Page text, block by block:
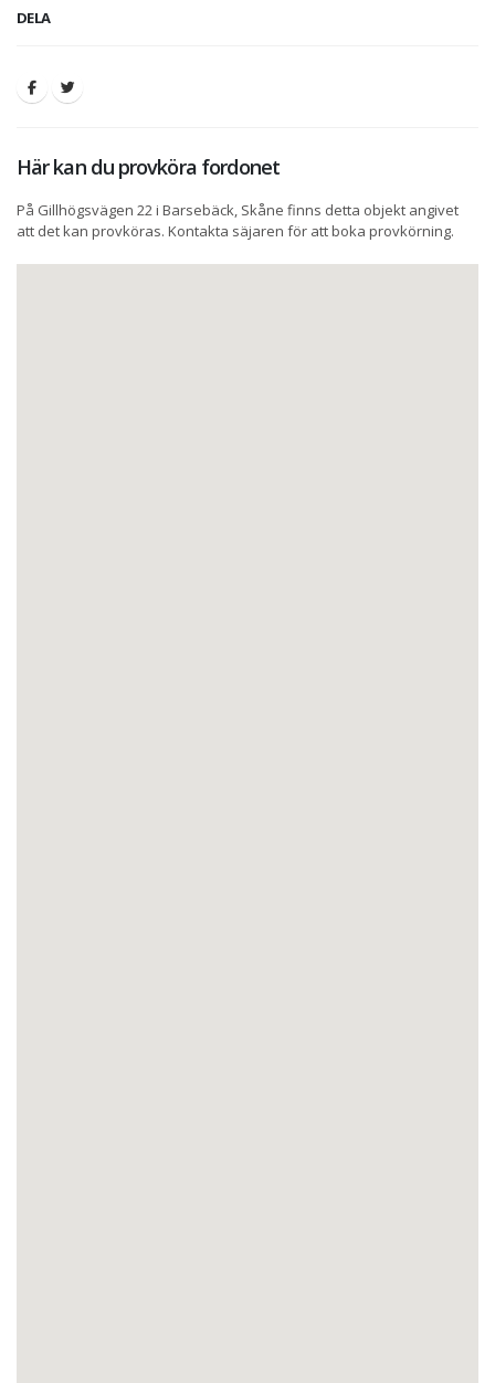
DELA
Här kan du provköra fordonet
På Gillhögsvägen 22 i Barsebäck, Skåne finns detta objekt angivet
att det kan provköras. Kontakta säjaren för att boka provkörning.